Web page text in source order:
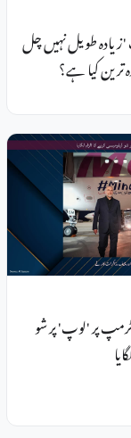
طویل نہیں چل
ترین کیا ہے؟
پر 'لوپ' پر شو